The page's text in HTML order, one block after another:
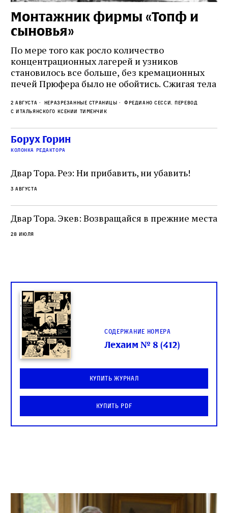
Монтажник фирмы «Топф и
сыновья»
По мере того как росло количество
концентрационных лагерей и узников
становилось все больше, без кремационных
печей Прюфера было не обойтись. Cжигая тела
верны своему архаичному культу смерти, но и
скрывали от населения соседних городов,
сколько узников погибало каждый день в этих
жутких местах
2 августа Неразрезанные страницы
Фредиано Сесси. Перевод
с итальянского Ксении Тименчик
Борух Горин
колонка редактора
Двар Тора. Реэ: Ни прибавить, ни убавить!
3 августа
Двар Тора. Экев: Возвращайся в прежние места
28 июля
Содержание номера
Лехаим № 8 (412)
Купить журнал
Купить PDF